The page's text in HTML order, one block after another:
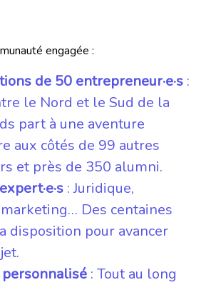
engagée :
de 50 entrepreneur·e·s :
le Nord et le Sud de la
part à une aventure
aux côtés de 99 autres
et près de 350 alumni.
: Juridique,
Des centaines
disposition pour avancer
: Tout au long